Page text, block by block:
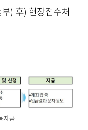
) 후) 현장접수처
자금